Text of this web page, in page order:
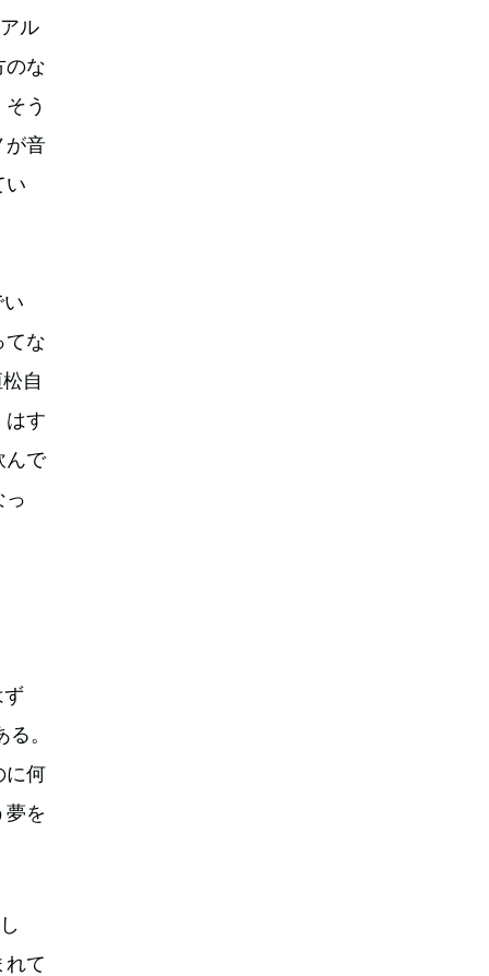
ル
のな
う
が音
い
てな
自
はす
んで
っ
ず
。
に何
夢を
れて